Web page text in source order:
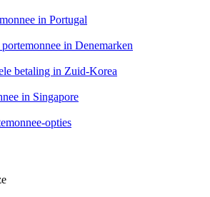
in Portugal
in Denemarken
betaling in Zuid-Korea
in Singapore
opties